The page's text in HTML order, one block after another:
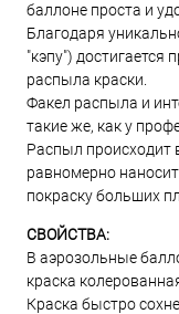
баллоне проста и
Благодаря
"кэпу")
распыла краски.
Факел распыла и
такие же, как у
Распыл происходит
равномерно
покраску больших
СВОЙСТВА:
В аэрозольные
краска
Краска быстро